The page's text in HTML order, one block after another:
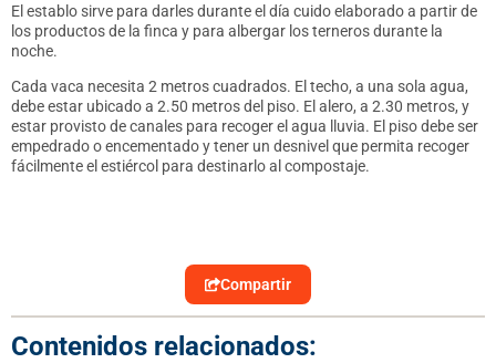
El establo sirve para darles durante el día cuido elaborado a partir de
los productos de la finca y para albergar los terneros durante la
noche.
Cada vaca necesita 2 metros cuadrados. El techo, a una sola agua,
debe estar ubicado a 2.50 metros del piso. El alero, a 2.30 metros, y
estar provisto de canales para recoger el agua lluvia. El piso debe ser
empedrado o encementado y tener un desnivel que permita recoger
fácilmente el estiércol para destinarlo al compostaje.
Compartir
Contenidos relacionados: